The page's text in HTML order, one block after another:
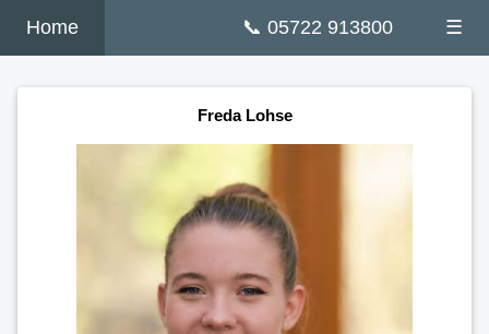
☰
📞 05722 913800
Home
Freda Lohse